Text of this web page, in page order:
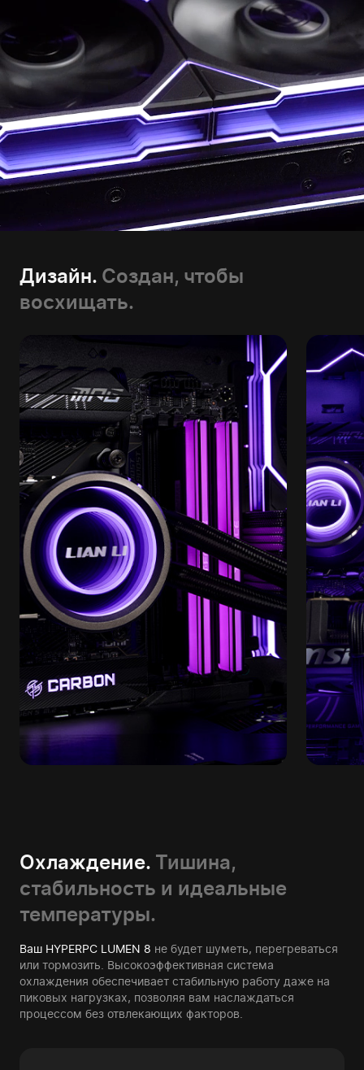
Дизайн. Создан, чтобы
восхищать.
Охлаждение. Тишина,
стабильность и идеальные
температуры.
Ваш HYPERPC LUMEN 8 не будет шуметь, перегреваться
или тормозить. Высокоэффективная система
охлаждения обеспечивает стабильную работу даже на
пиковых нагрузках, позволяя вам наслаждаться
процессом без отвлекающих факторов.